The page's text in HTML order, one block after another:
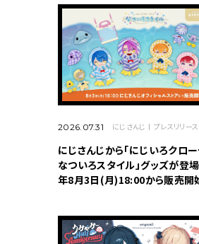
2026.07.31 にじさんじ プレスリリース
にじさんじから「にじいろクロ
なついろスタイル」グッズが登
年8月3日(月)18:00から販売開